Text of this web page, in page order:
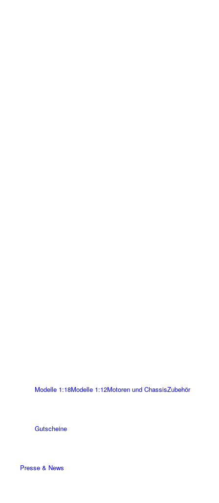
Modelle 1:18Modelle 1:12Motoren und ChassisZubehör
Gutscheine
Presse & News